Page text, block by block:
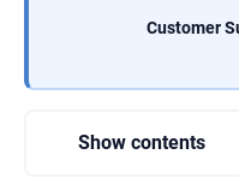
Customer
Show contents